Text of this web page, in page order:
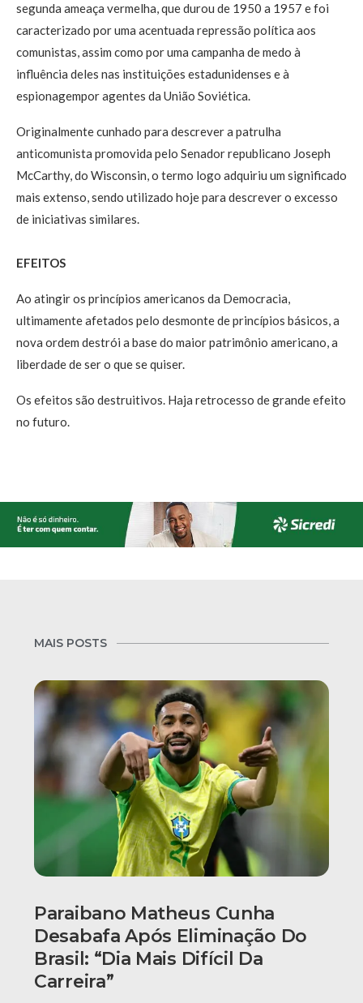
segunda ameaça vermelha, que durou de 1950 a 1957 e foi
caracterizado por uma acentuada repressão política aos
comunistas, assim como por uma campanha de medo à
influência deles nas instituições estadunidenses e à
espionagempor agentes da União Soviética.
Originalmente cunhado para descrever a patrulha
anticomunista promovida pelo Senador republicano Joseph
McCarthy, do Wisconsin, o termo logo adquiriu um significado
mais extenso, sendo utilizado hoje para descrever o excesso
de iniciativas similares.
EFEITOS
Ao atingir os princípios americanos da Democracia,
ultimamente afetados pelo desmonte de princípios básicos, a
nova ordem destrói a base do maior patrimônio americano, a
liberdade de ser o que se quiser.
Os efeitos são destruitivos. Haja retrocesso de grande efeito
no futuro.
MAIS POSTS
Paraibano Matheus Cunha
Desabafa Após Eliminação Do
Brasil: “Dia Mais Difícil Da
Carreira”